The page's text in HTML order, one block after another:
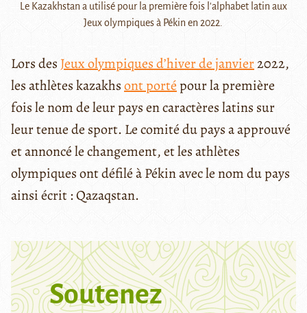
Le Kazakhstan a utilisé pour la première fois l'alphabet latin aux
Jeux olympiques à Pékin en 2022.
Lors des Jeux olympiques d’hiver de janvier2022,
les athlètes kazakhsont portépour la première
fois le nom de leur pays en caractères latins sur
leur tenue de sport. Le comité du pays a approuvé
et annoncé le changement, et les athlètes
olympiques ont défilé à Pékin avec le nom du pays
ainsi écrit : Qazaqstan.
Soutenez